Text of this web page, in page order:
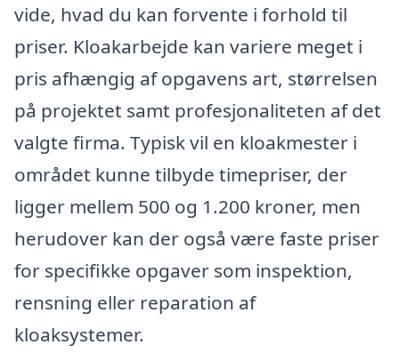
vide, hvad du kan forvente i forhold til
priser. Kloakarbejde kan variere meget i
pris afhængig af opgavens art, størrelsen
på projektet samt profesjonaliteten af det
valgte firma. Typisk vil en kloakmester i
området kunne tilbyde timepriser, der
ligger mellem 500 og 1.200 kroner, men
herudover kan der også være faste priser
for specifikke opgaver som inspektion,
rensning eller reparation af
kloaksystemer.